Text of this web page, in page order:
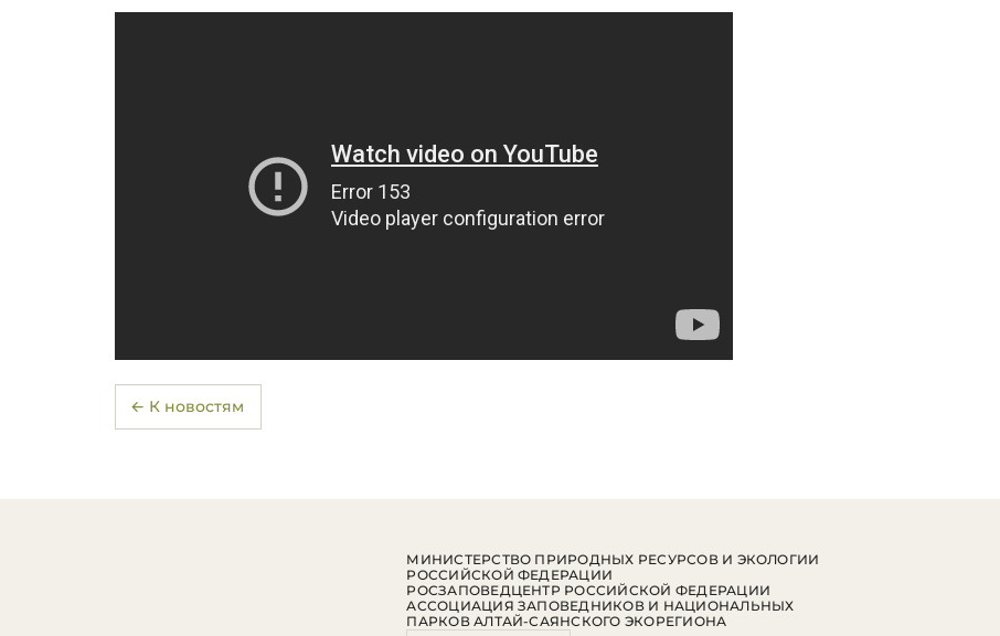
← К новостям
МИНИСТЕРСТВО ПРИРОДНЫХ РЕСУРСОВ И ЭКОЛОГИИ
РОССИЙСКОЙ ФЕДЕРАЦИИ
РОСЗАПОВЕДЦЕНТР РОССИЙСКОЙ ФЕДЕРАЦИИ
АССОЦИАЦИЯ ЗАПОВЕДНИКОВ И НАЦИОНАЛЬНЫХ
ПАРКОВ АЛТАЙ-САЯНСКОГО ЭКОРЕГИОНА